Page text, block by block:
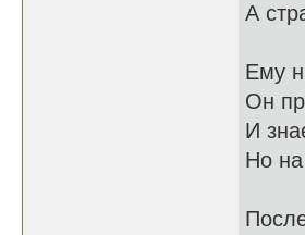
А
Ему
Он
И
Но